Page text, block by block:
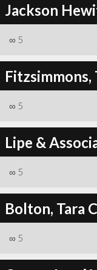
Jackson
∞ 5
Fitzsimmons,
∞ 5
Lipe &
∞ 5
Bolton, Tara
∞ 5